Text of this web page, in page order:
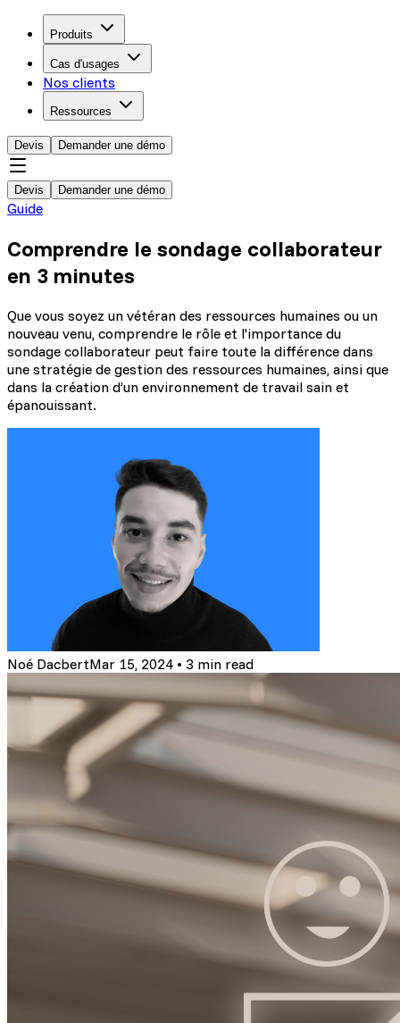
Produits
Cas d'usages
Nos clients
Ressources
Devis Demander une démo
Devis Demander une démo
Guide
Comprendre le sondage collaborateur
en 3 minutes
Que vous soyez un vétéran des ressources humaines ou un
nouveau venu, comprendre le rôle et l'importance du
sondage collaborateur peut faire toute la différence dans
une stratégie de gestion des ressources humaines, ainsi que
dans la création d’un environnement de travail sain et
épanouissant.
Noé DacbertMar 15, 2024 • 3 min read